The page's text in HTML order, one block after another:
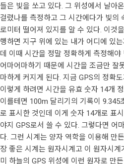
들은 빛을 쏘고 있다. 그 위성에서 날아
걸렸나를 측정하고 그 시간에다가 빛의
로미터 떨어져 있지를 알 수 있다. 이것
행하면 지구 위에 있는 내가 어디에 있
데 이때 시간을 정말 정확하게 측정해
어마어마하기 때문에 시간을 조금만 잘
마하게 커지게 된다. 지금 GPS의 정확
이렇게 하려면 시간을 유효 숫자 14개
이를테면 100m 달리기의 기록이 9.345
로 표시한 것인데 이게 숫자 14개로 표
야지 GPS로서 쓸 수 있다. 그렇다면 어
다. 그런 시계는 양자 역학을 이용해 만
장 좋은 시계는 원자시계고 이 원자시
미 하늘의 GPS 위성에 이런 원자로 만